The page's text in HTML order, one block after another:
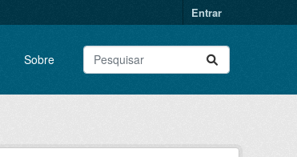
Entrar
Sobre